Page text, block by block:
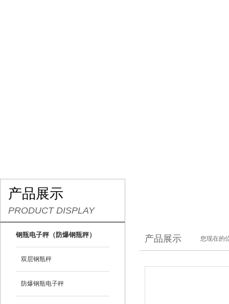
产品展示
PRODUCT DISPLAY
钢瓶电子秤（防爆钢瓶秤）
双层钢瓶秤
防爆钢瓶电子秤
产品展示 您现在的